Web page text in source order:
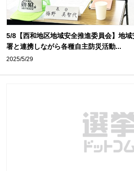
5/8【西和地区地域安全推進委員会】地
署と連携しながら各種自主防災活動...
2025/5/29